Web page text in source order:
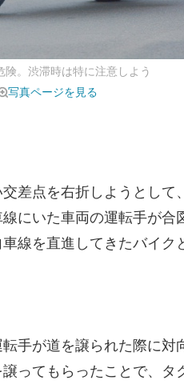
険。渋滞時は特に注意しよう
写真ページを見る
差点を右折しようとして
にいた車両の運転手が合
線を直進してきたバイク
手が道を譲られた際に対
ってもらったことで、タ